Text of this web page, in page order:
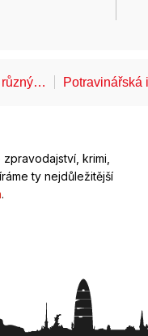
různý…
krimi,
ty nejdůležitější
.